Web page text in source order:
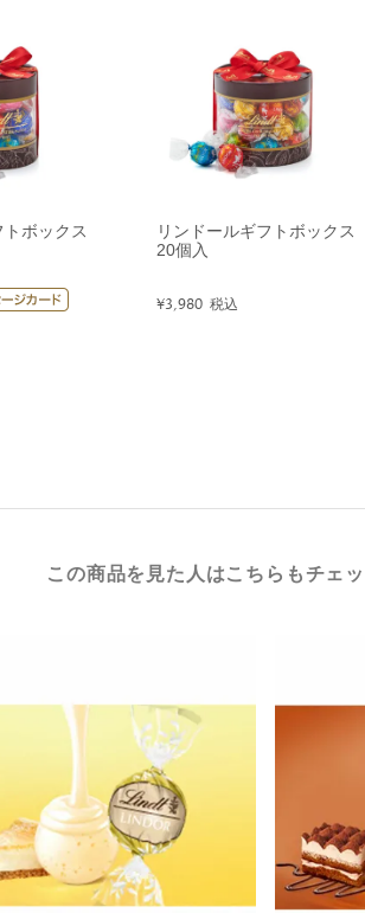
トボックス
リンドールギフトボックス
20個入
¥3,980 税込
この商品を見た人はこちらもチェ